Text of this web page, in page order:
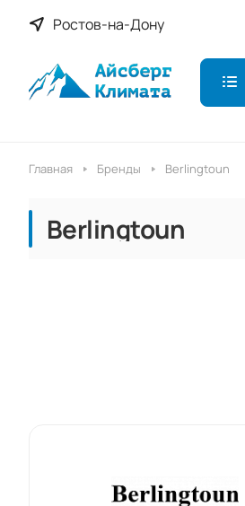
Ростов-на-Дону
Главная Бренды Berlingtoun
Berlingtoun